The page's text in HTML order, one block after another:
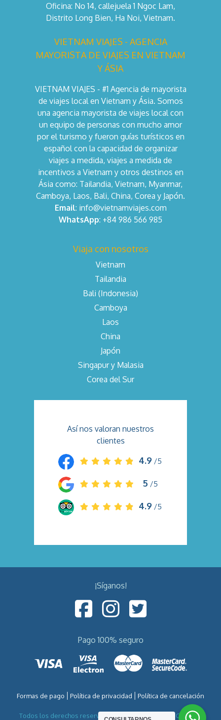
Oficina: No 14, callejuela 1 Ngoc Lam,
Distrito Long Bien, Ha Noi, Vietnam.
VIETNAM VIAJES - AGENCIA
MAYORISTA DE VIAJES EN VIETNAM
Y ÁSIA
VIETNAM VIAJES - #1 Agencia de mayorista
de viajes local en Vietnam y Ásia. Somos
una agencia mayorista de viajes local con
un equipo de personas con mucho amor
por el turismo y fueron guías turísticos en
español con la capacidad de organizar
viajes a medida, viajes a medida de
incentivos a Vietnam y otros destinos en
Ásia como: Tailandia, Vietnam, Myanmar,
Camboya, Laos, Bali, China, Corea y Japón.
Email: info@vietnamviajes.com
WhatsApp: +84 986 566 985
Viaja con nosotros
Vietnam
Tailandia
Bali (Indonesia)
Camboya
Laos
China
Japón
Singapur y Malasia
Corea del Sur
Así nos valoran nuestros
clientes
4.9 /5
5 /5
4.9 /5
¡Síganos!
Pago 100% seguro
Formas de pago Política de privacidad Política de cancelación
Todos los derechos reservados por VIETNAM VIAJES CO.,LTD -